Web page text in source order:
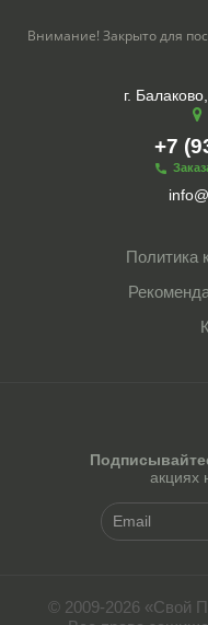
Внимание! Закрыто для
г.
+7
Политика
акциях
© 2009-2026 «Свой